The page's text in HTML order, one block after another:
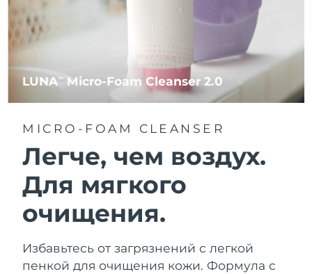
LUNATM Micro-Foam Cleanser 2.0
MICRO-FOAM CLEANSER
Легче, чем воздух.
Для мягкого
очищения.
Избавьтесь от загрязнений с легкой
пенкой для очищения кожи. Формула с